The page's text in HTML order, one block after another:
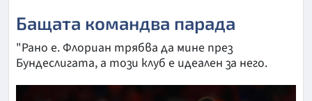
Бащата командва парада
"Рано е. Флориан трябва да мине през
Бундеслигата, а този клуб е идеален за него.